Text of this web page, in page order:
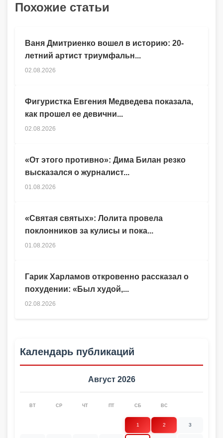
Похожие статьи
Гарик Харламов откровенно рассказал о
похудении: «Был худой,...
02.08.2026
Ваня Дмитриенко вошел в историю: 20-
летний артист триумфальн...
02.08.2026
Фигуристка Евгения Медведева показала,
как прошел ее девични...
02.08.2026
«От этого противно»: Дима Билан резко
высказался о журналист...
01.08.2026
«Святая святых»: Лолита провела
поклонников за кулисы и пока...
01.08.2026
Календарь публикаций
Август 2026
ВТ СР ЧТ ПТ СБ ВС
1 2 3